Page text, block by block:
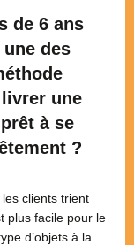
de 6 ans
une des
une
à se
?
clients trient
plus facile pour le
d’objets à la